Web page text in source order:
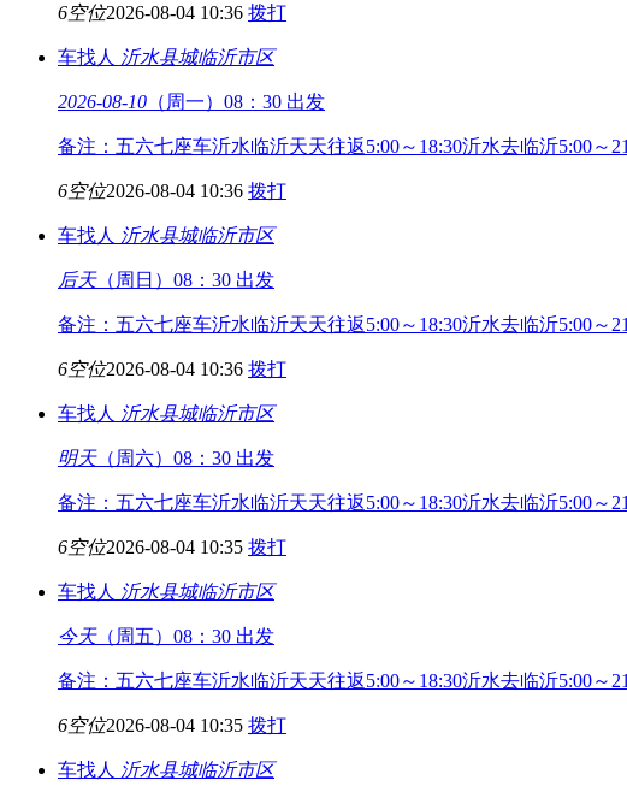
6空位2026-08-04 10:36 拨打
车找人 沂水县城临沂市区
2026-08-10 （周一）08：30 出发
备注：五六七座车沂水临沂天天往返5:00～18:30沂水去临沂5:00
6空位2026-08-04 10:36 拨打
车找人 沂水县城临沂市区
后天（周日）08：30 出发
备注：五六七座车沂水临沂天天往返5:00～18:30沂水去临沂5:00
6空位2026-08-04 10:36 拨打
车找人 沂水县城临沂市区
明天（周六）08：30 出发
备注：五六七座车沂水临沂天天往返5:00～18:30沂水去临沂5:00
6空位2026-08-04 10:35 拨打
车找人 沂水县城临沂市区
今天（周五）08：30 出发
备注：五六七座车沂水临沂天天往返5:00～18:30沂水去临沂5:00
6空位2026-08-04 10:35 拨打
车找人 沂水县城临沂市区